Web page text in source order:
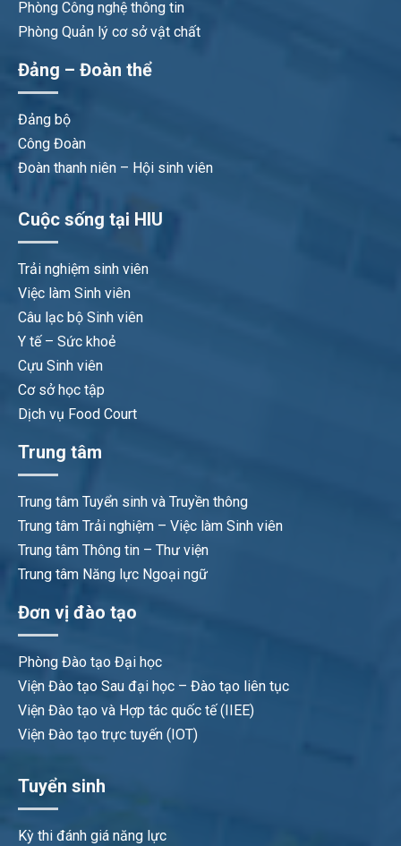
Phòng Công nghệ thông tin
Phòng Quản lý cơ sở vật chất
Đảng – Đoàn thể
Đảng bộ
Công Đoàn
Đoàn thanh niên – Hội sinh viên
Cuộc sống tại HIU
Trải nghiệm sinh viên
Việc làm Sinh viên
Câu lạc bộ Sinh viên
Y tế – Sức khoẻ
Cựu Sinh viên
Cơ sở học tập
Dịch vụ Food Court
Trung tâm
Trung tâm Tuyển sinh và Truyền thông
Trung tâm Trải nghiệm – Việc làm Sinh viên
Trung tâm Thông tin – Thư viện
Trung tâm Năng lực Ngoại ngữ
Đơn vị đào tạo
Phòng Đào tạo Đại học
Viện Đào tạo Sau đại học – Đào tạo liên tục
Viện Đào tạo và Hợp tác quốc tế (IIEE)
Viện Đào tạo trực tuyến (IOT)
Tuyển sinh
Kỳ thi đánh giá năng lực